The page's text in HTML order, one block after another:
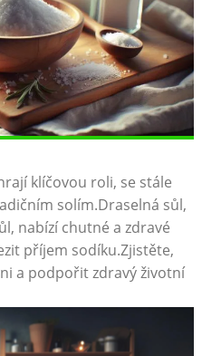
klíčovou roli, se stále
solím.Draselná sůl,
nabízí chutné a zdravé
příjem sodíku.Zjistěte,
a podpořit zdravý životní